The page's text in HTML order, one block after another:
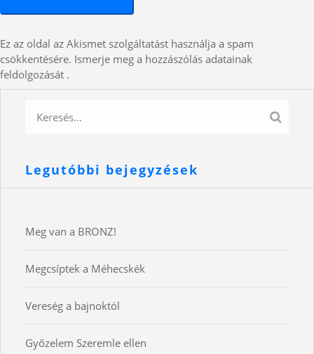
Ez az oldal az Akismet szolgáltatást használja a spam
csökkentésére. Ismerje meg a hozzászólás adatainak
feldolgozását .
Legutóbbi bejegyzések
Meg van a BRONZ!
Megcsíptek a Méhecskék
Vereség a bajnoktól
Győzelem Szeremle ellen